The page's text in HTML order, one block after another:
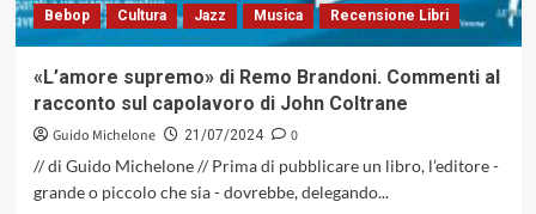
Verrina
dalla
giornalista
francese
Glockner
Graziano
Bebop Cultura Jazz Musica Recensione Libri
«L’amore supremo» di Remo Brandoni. Commenti al
racconto sul capolavoro di John Coltrane
Guido Michelone 21/07/2024
0
// di Guido Michelone // Prima di pubblicare un libro, l’editore -
grande o piccolo che sia - dovrebbe, delegando...